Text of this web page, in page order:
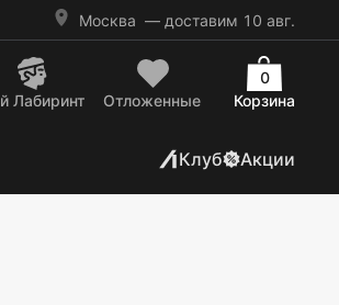
Москва — доставим 10 авг.
Лабиринт Отложенные Корзина
0
Клуб Акции